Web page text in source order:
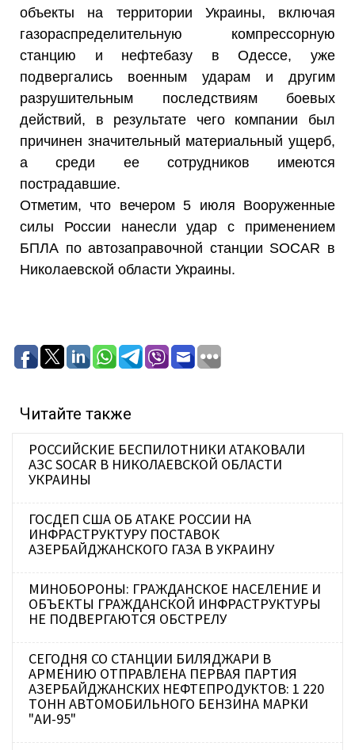
объекты на территории Украины, включая
газораспределительную компрессорную
станцию и нефтебазу в Одессе, уже
подвергались военным ударам и другим
разрушительным последствиям боевых
действий, в результате чего компании был
причинен значительный материальный ущерб,
а среди ее сотрудников имеются
пострадавшие.
Отметим, что вечером 5 июля Вооруженные
силы России нанесли удар с применением
БПЛА по автозаправочной станции SOCAR в
Николаевской области Украины.
Читайте также
РОССИЙСКИЕ БЕСПИЛОТНИКИ АТАКОВАЛИ
АЗС SOCAR В НИКОЛАЕВСКОЙ ОБЛАСТИ
УКРАИНЫ
ГОСДЕП США ОБ АТАКЕ РОССИИ НА
ИНФРАСТРУКТУРУ ПОСТАВОК
АЗЕРБАЙДЖАНСКОГО ГАЗА В УКРАИНУ
МИНОБОРОНЫ: ГРАЖДАНСКОЕ НАСЕЛЕНИЕ И
ОБЪЕКТЫ ГРАЖДАНСКОЙ ИНФРАСТРУКТУРЫ
НЕ ПОДВЕРГАЮТСЯ ОБСТРЕЛУ
СЕГОДНЯ СО СТАНЦИИ БИЛЯДЖАРИ В
АРМЕНИЮ ОТПРАВЛЕНА ПЕРВАЯ ПАРТИЯ
АЗЕРБАЙДЖАНСКИХ НЕФТЕПРОДУКТОВ: 1 220
ТОНН АВТОМОБИЛЬНОГО БЕНЗИНА МАРКИ
"АИ-95"